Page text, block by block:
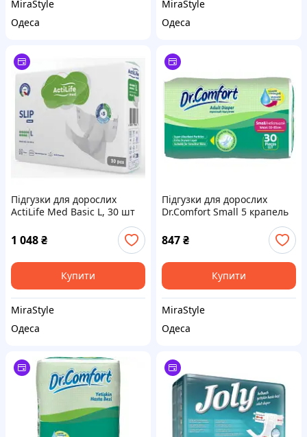
MiraStyle
Одеса
MiraStyle
Одеса
Підгузки для дорослих
ActiLife Med Basic L, 30 шт
1 048₴
Купити
MiraStyle
Одеса
Підгузки для дорослих
Dr.Comfort Small 5 крапель
847₴
Купити
MiraStyle
Одеса